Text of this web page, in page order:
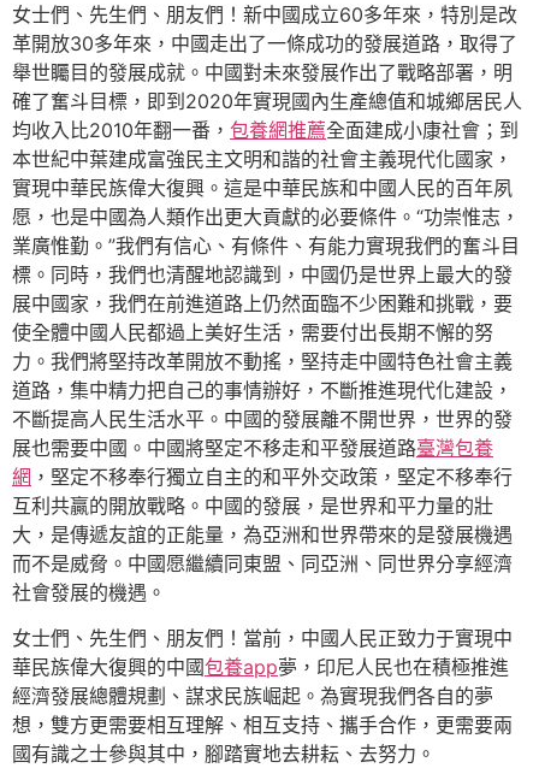
女士們、先生們、朋友們！新中國成立60多年來，特別是改
革開放30多年來，中國走出了一條成功的發展道路，取得了
舉世矚目的發展成就。中國對未來發展作出了戰略部署，明
確了奮斗目標，即到2020年實現國內生產總值和城鄉居民人
均收入比2010年翻一番， 包養網推薦全面建成小康社會；到
本世紀中葉建成富強民主文明和諧的社會主義現代化國家，
實現中華民族偉大復興。這是中華民族和中國人民的百年夙
愿，也是中國為人類作出更大貢獻的必要條件。“功崇惟志，
業廣惟勤。”我們有信心、有條件、有能力實現我們的奮斗目
標。同時，我們也清醒地認識到，中國仍是世界上最大的發
展中國家，我們在前進道路上仍然面臨不少困難和挑戰，要
使全體中國人民都過上美好生活，需要付出長期不懈的努
力。我們將堅持改革開放不動搖，堅持走中國特色社會主義
道路，集中精力把自己的事情辦好，不斷推進現代化建設，
不斷提高人民生活水平。中國的發展離不開世界，世界的發
展也需要中國。中國將堅定不移走和平發展道路臺灣包養
網 ，堅定不移奉行獨立自主的和平外交政策，堅定不移奉行
互利共贏的開放戰略。中國的發展，是世界和平力量的壯
大，是傳遞友誼的正能量，為亞洲和世界帶來的是發展機遇
而不是威脅。中國愿繼續同東盟、同亞洲、同世界分享經濟
社會發展的機遇。
女士們、先生們、朋友們！當前，中國人民正致力于實現中
華民族偉大復興的中國包養app夢，印尼人民也在積極推進
經濟發展總體規劃、謀求民族崛起。為實現我們各自的夢
想，雙方更需要相互理解、相互支持、攜手合作，更需要兩
國有識之士參與其中，腳踏實地去耕耘、去努力。